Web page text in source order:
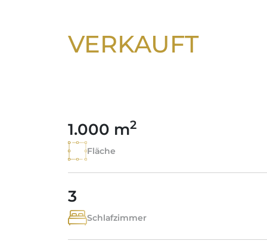
VERKAUFT
1.000 m2
Fläche
3
Schlafzimmer